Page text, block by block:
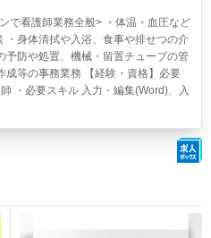
で看護師業務全般> ・体温・血圧など
・身体清拭や入浴、食事や排せつの介
予防や処置、機械・留置チューブの管
成等の事務業務 【経験・資格】必要
・必要スキル 入力・編集(Word)、入